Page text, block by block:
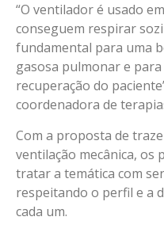
“O ventilador é usado
conseguem respirar
fundamental para uma
gasosa pulmonar e
recuperação do
coordenadora de
Com a proposta de
ventilação mecânica, os
tratar a temática com
respeitando o perfil e a
cada um.